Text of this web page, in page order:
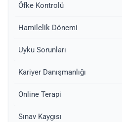
Öfke Kontrolü
Hamilelik Dönemi
Uyku Sorunları
Kariyer Danışmanlığı
Online Terapi
Sınav Kaygısı